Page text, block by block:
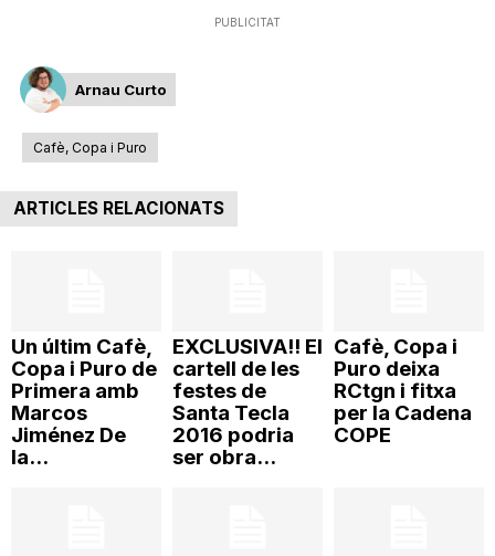
n
a
PUBLICITAT
Arnau Curto
Cafè, Copa i Puro
ARTICLES RELACIONATS
Un últim Cafè,
Copa i Puro de
Primera amb
Marcos
Jiménez De
la...
EXCLUSIVA!! El
cartell de les
festes de
Santa Tecla
2016 podria
ser obra...
Cafè, Copa i
Puro deixa
RCtgn i fitxa
per la Cadena
COPE